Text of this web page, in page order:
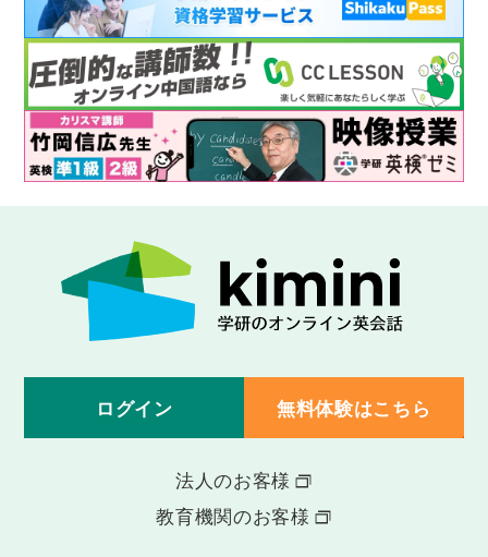
ログイン 無料体験はこちら
法人のお客様
教育機関のお客様